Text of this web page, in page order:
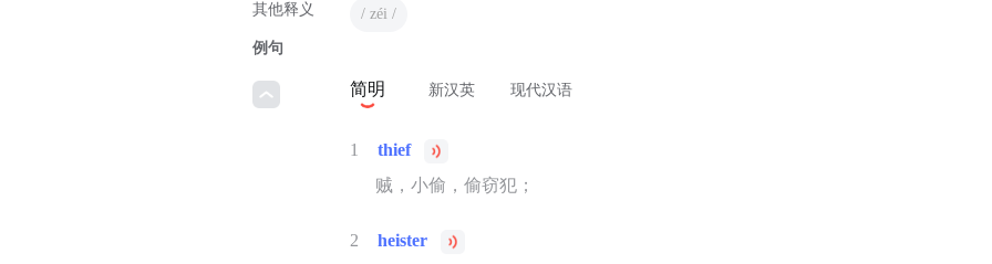
其他释义
例句
/ zéi /
简明 新汉英 现代汉语
1
thief
贼，小偷，偷窃犯；
2
heister